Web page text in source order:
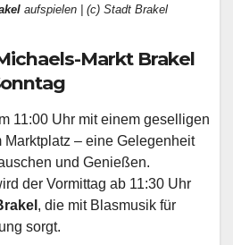
aufspielen | (c) Stadt Brakel
Markt Brakel
11:00 Uhr mit einem geselligen
Marktplatz – eine Gelegenheit
und Genießen.
der Vormittag ab 11:30 Uhr
, die mit Blasmusik für
sorgt.